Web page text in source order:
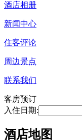
酒店相册
新闻中心
住客评论
周边景点
联系我们
客房预订
入住日期:
酒店地图